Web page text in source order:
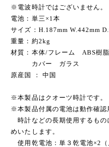
※電波時計ではございません。
電池：単三×1本
サイズ：H.187mm W.442mm
重量：約2kg
材質：本体/フレーム ABS樹脂
カバー ガラス
原産国 ： 中国
※本製品はクオーツ時計です。
※本製品付属の電池は動作確認
時計などの長期使用するもの
めいたします。
使用乾電池：単３乾電池×2（